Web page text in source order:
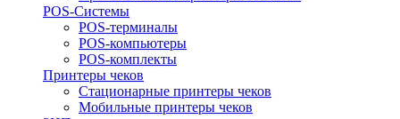
POS-Системы
POS-терминалы
POS-компьютеры
POS-комплекты
Принтеры чеков
Стационарные принтеры чеков
Мобильные принтеры чеков